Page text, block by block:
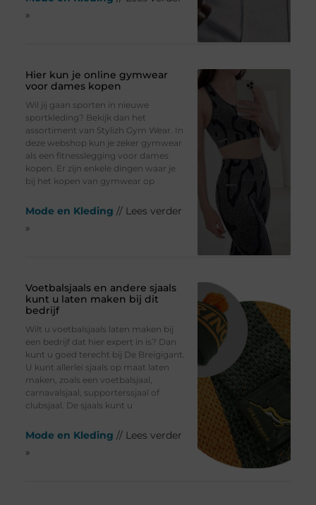
»
Hier kun je online gymwear
voor dames kopen
Wil jij gaan sporten in nieuwe
sportkleding? Bekijk dan het
assortiment van Stylizh Gym Wear. In
deze webshop kun je zeker gymwear
als een fitnesslegging voor dames
kopen. Er zijn enkele dingen waar je
bij het kopen van gymwear op
Mode en Kleding // Lees verder
»
Voetbalsjaals en andere sjaals
kunt u laten maken bij dit
bedrijf
Wilt u voetbalsjaals laten maken bij
een bedrijf dat hier expert in is? Dan
kunt u goed terecht bij De Breigigant.
U kunt allerlei sjaals op maat laten
maken, zoals een voetbalsjaal,
carnavalsjaal, supporterssjaal of
clubsjaal. De sjaals kunt u
Mode en Kleding // Lees verder
»